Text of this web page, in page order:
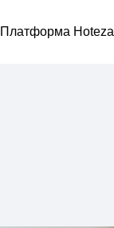
Платформа Hoteza